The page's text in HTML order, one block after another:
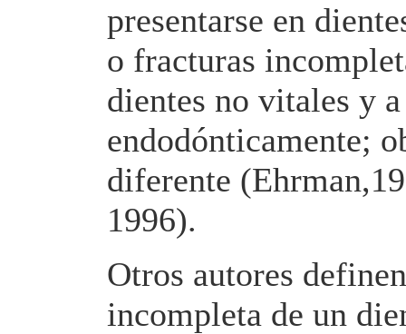
presentarse en
o fracturas
dientes no vitales y
endodónticamente;
diferente
1996).
Otros autores
incompleta de un